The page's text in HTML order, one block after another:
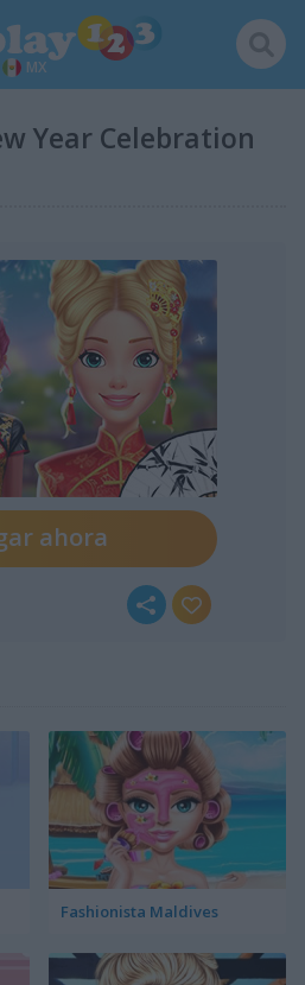
MX
Year Celebration
ahora
Fashionista Maldives